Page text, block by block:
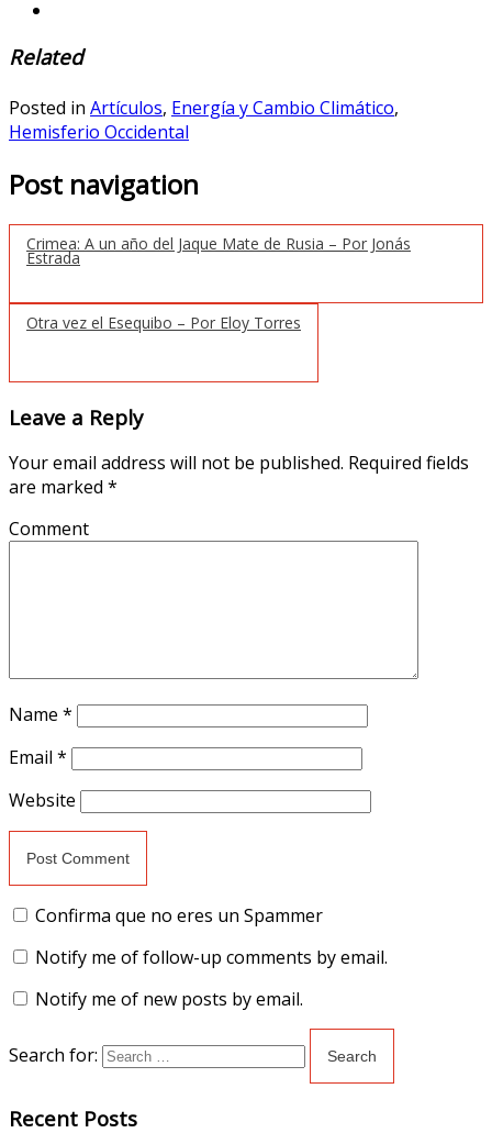
Related
Posted in Artículos, Energía y Cambio Climático,
Hemisferio Occidental
Post navigation
Crimea: A un año del Jaque Mate de Rusia – Por Jonás
Estrada
Otra vez el Esequibo – Por Eloy Torres
Leave a Reply
Your email address will not be published. Required fields
are marked *
Comment
Name *
Email *
Website
Confirma que no eres un Spammer
Notify me of follow-up comments by email.
Notify me of new posts by email.
Search for:
Recent Posts